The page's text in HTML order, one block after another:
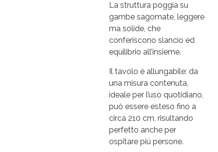
La struttura poggia su
gambe sagomate, leggere
ma solide, che
conferiscono slancio ed
equilibrio all’insieme.
Il tavolo è allungabile: da
una misura contenuta,
ideale per l’uso quotidiano,
può essere esteso fino a
circa 210 cm, risultando
perfetto anche per
ospitare più persone.